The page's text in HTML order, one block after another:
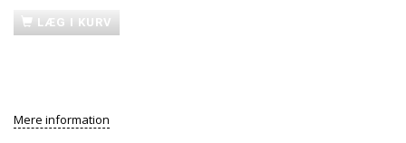
LÆG I KURV
Mere information